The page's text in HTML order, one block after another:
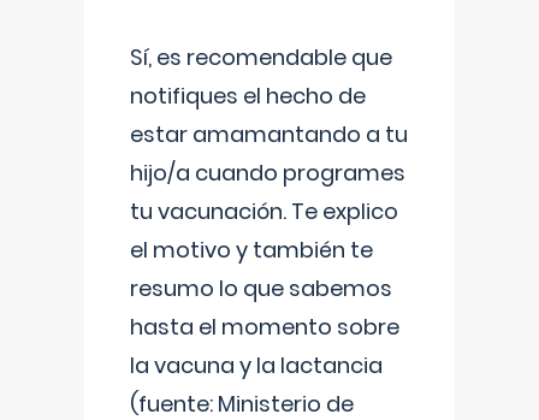
Sí, es recomendable que
notifiques el hecho de
estar amamantando a tu
hijo/a cuando programes
tu vacunación. Te explico
el motivo y también te
resumo lo que sabemos
hasta el momento sobre
la vacuna y la lactancia
(fuente: Ministerio de